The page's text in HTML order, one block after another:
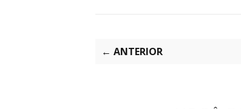
← ANTERIOR